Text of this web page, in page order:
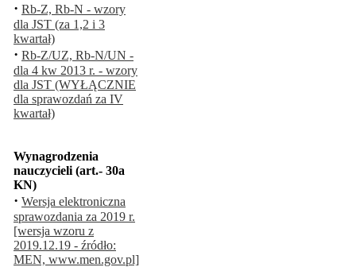
· Rb-Z, Rb-N - wzory
dla JST (za 1,2 i 3
kwartał)
· Rb-Z/UZ, Rb-N/UN -
dla 4 kw 2013 r. - wzory
dla JST (WYŁĄCZNIE
dla sprawozdań za IV
kwartał)
Wynagrodzenia
nauczycieli (art.- 30a
KN)
· Wersja elektroniczna
sprawozdania za 2019 r.
[wersja wzoru z
2019.12.19 - źródło:
MEN, www.men.gov.pl]